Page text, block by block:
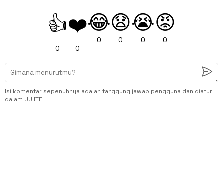
👍
0
❤️
0
😂
0
😧
0
😭
0
😡
0
Isi komentar sepenuhnya adalah tanggung jawab pengguna dan diatur
dalam UU ITE